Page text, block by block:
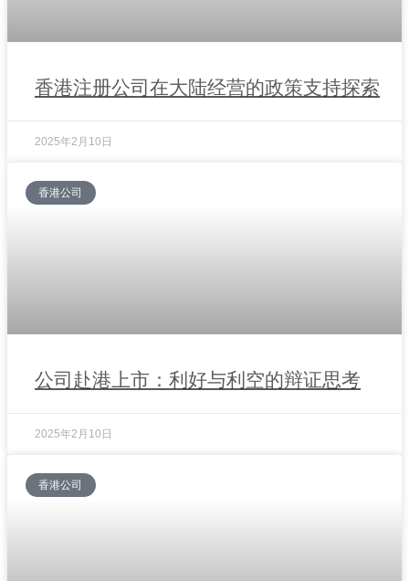
香港注册公司在大陆经营的政策支持探索
2025年2月10日
香港公司
公司赴港上市：利好与利空的辩证思考
2025年2月10日
香港公司